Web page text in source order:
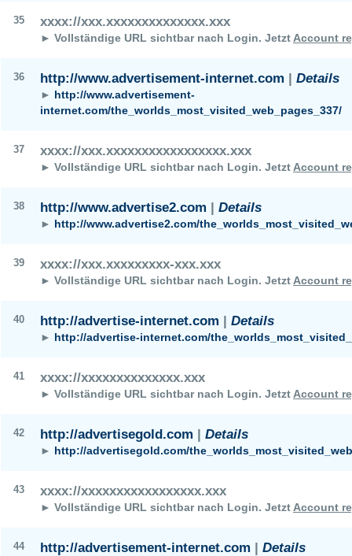
35 xxxx://xxx.xxxxxxxxxxxxxx.xxx
► Vollständige URL sichtbar nach Login. Jetzt Account
36 http://www.advertisement-internet.com | Details
► http://www.advertisement-
internet.com/the_worlds_most_visited_web_pages_337/
37 xxxx://xxx.xxxxxxxxxxxxxxxxx.xxx
► Vollständige URL sichtbar nach Login. Jetzt Account
38 http://www.advertise2.com | Details
► http://www.advertise2.com/
39 xxxx://xxx.xxxxxxxxx-xxx.xxx
► Vollständige URL sichtbar nach Login. Jetzt Account
40 http://advertise-internet.com | Details
► http://advertise-internet.com/
41 xxxx://xxxxxxxxxxxxxx.xxx
► Vollständige URL sichtbar nach Login. Jetzt Account
42 http://advertisegold.com | Details
► http://advertisegold.com/
43 xxxx://xxxxxxxxxxxxxxxxx.xxx
► Vollständige URL sichtbar nach Login. Jetzt Account
44 http://advertisement-internet.com | Details